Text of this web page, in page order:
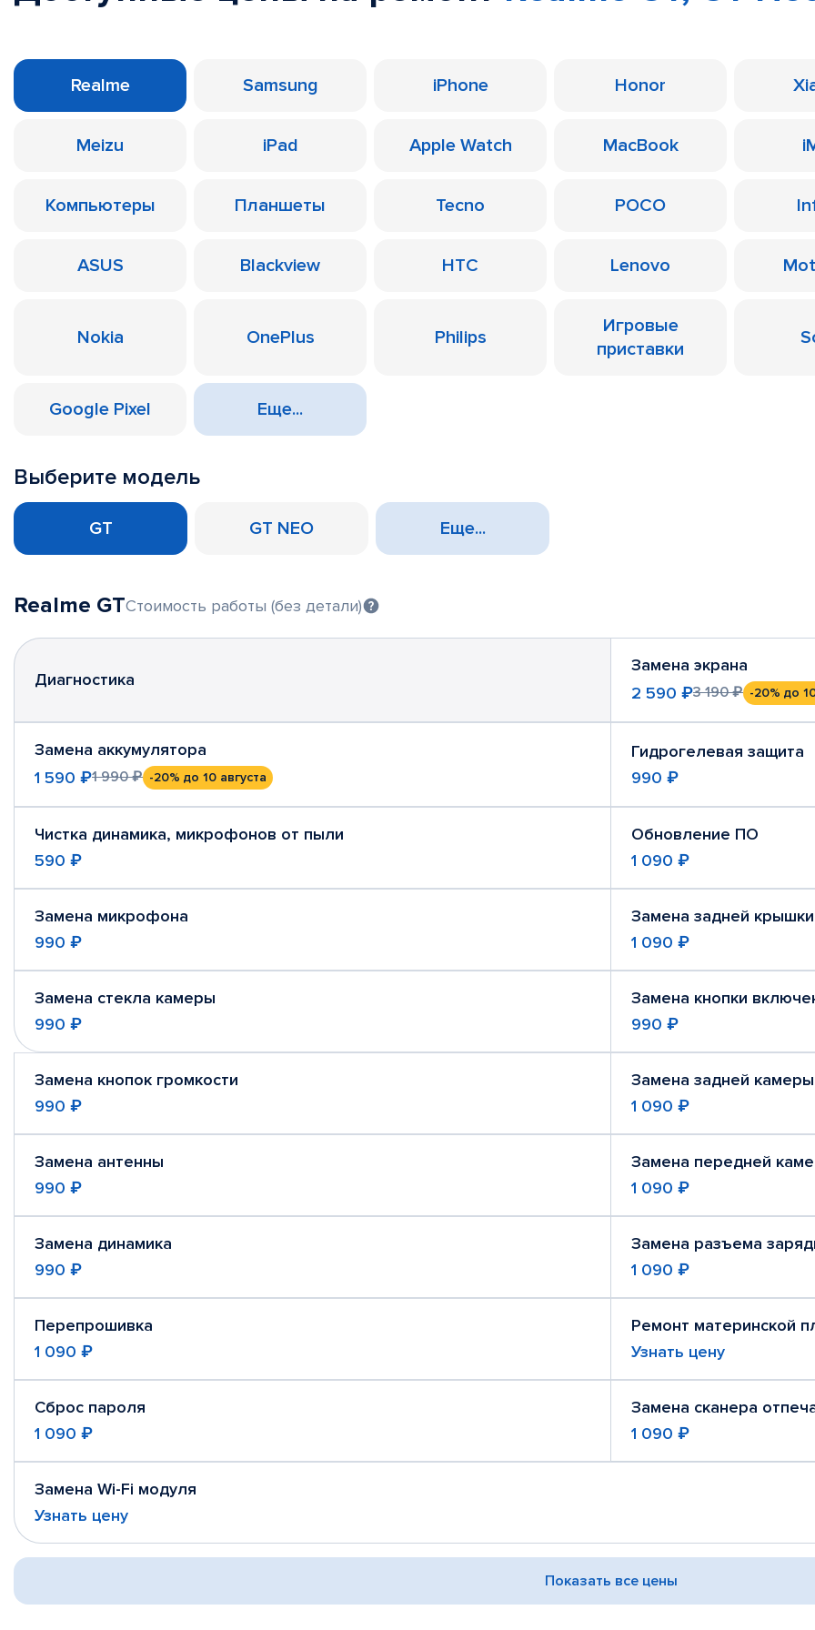
Realme Samsung iPhone Honor
Meizu iPad Apple Watch MacBook
Компьютеры Планшеты Tecno POCO
ASUS Blackview HTC Lenovo
Nokia OnePlus Philips
Игровые
приставки
Google Pixel Еще...
Выберите модель
GT GT NEO Еще...
Realme GTСтоимость работы (без детали)
Диагностика
Замена экрана
2 590 ₽3 190 ₽ -20% до
Замена аккумулятора
1 590 ₽1 990 ₽ -20% до 10 августа
Гидрогелевая защита
990 ₽
Чистка динамика, микрофонов от пыли
590 ₽
Обновление ПО
1 090 ₽
Замена микрофона
990 ₽
Замена задней крышки
1 090 ₽
Замена стекла камеры
990 ₽
Замена кнопки
990 ₽
Замена кнопок громкости
990 ₽
Замена задней камеры
1 090 ₽
Замена антенны
990 ₽
Замена передней
1 090 ₽
Замена динамика
990 ₽
Замена разъема
1 090 ₽
Перепрошивка
1 090 ₽
Ремонт материнской
Узнать цену
Сброс пароля
1 090 ₽
Замена сканера
1 090 ₽
Замена Wi-Fi модуля
Узнать цену
Показать все цены